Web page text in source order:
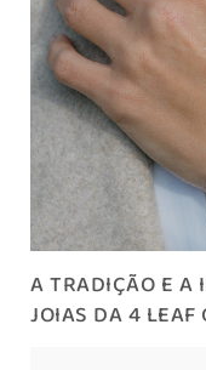
A TRADIÇÃO E A
JOIAS DA 4 LEAF